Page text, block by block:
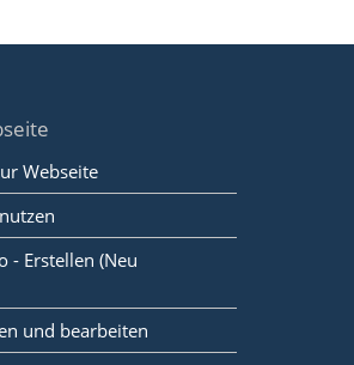
Webseite
- Erstellen (Neu
und bearbeiten